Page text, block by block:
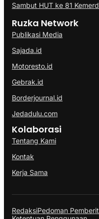
Sambut HUT ke 81
Ruzka Network
Publikasi Media
Sajada.id
Motoresto.id
Gebrak.id
Borderjournal.id
Jedadulu.com
Kolaborasi
Tentang Kami
Kontak
Kerja Sama
RedaksiPedoman